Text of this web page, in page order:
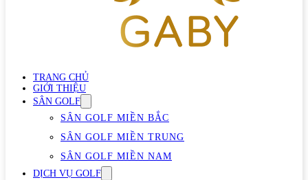
TRANG CHỦ
GIỚI THIỆU
SÂN GOLF
SÂN GOLF MIỀN BẮC
SÂN GOLF MIỀN TRUNG
SÂN GOLF MIỀN NAM
DỊCH VỤ GOLF